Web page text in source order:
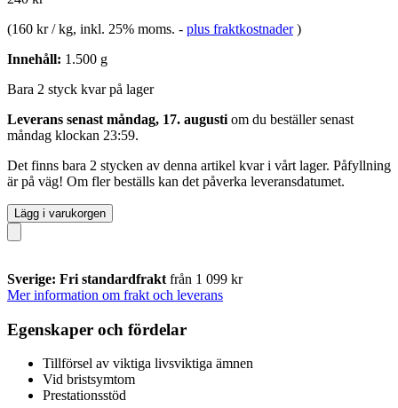
(160 kr / kg, inkl. 25% moms. - plus fraktkostnader )
Innehåll: 1.500 g
Bara 2 styck kvar på lager
Leverans senast måndag, 17. augusti om du beställer senast
måndag klockan 23:59.
Det finns bara 2 stycken av denna artikel kvar i vårt lager. Påfyllning
är på väg! Om fler beställs kan det påverka leveransdatumet.
Lägg i varukorgen
Sverige: Fri standardfrakt från 1 099 kr
Mer information om frakt och leverans
Egenskaper och fördelar
Tillförsel av viktiga livsviktiga ämnen
Vid bristsymtom
Prestationsstöd